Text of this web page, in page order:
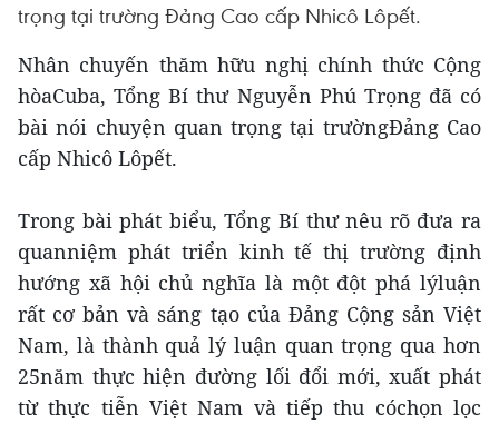
trọng tại trường Đảng Cao cấp Nhicô Lôpết.
Nhân chuyến thăm hữu nghị chính thức Cộng
hòaCuba, Tổng Bí thư Nguyễn Phú Trọng đã có
bài nói chuyện quan trọng tại trườngĐảng Cao
cấp Nhicô Lôpết.
Trong bài phát biểu, Tổng Bí thư nêu rõ đưa ra
quanniệm phát triển kinh tế thị trường định
hướng xã hội chủ nghĩa là một đột phá lýluận
rất cơ bản và sáng tạo của Đảng Cộng sản Việt
Nam, là thành quả lý luận quan trọng qua hơn
25năm thực hiện đường lối đổi mới, xuất phát
từ thực tiễn Việt Nam và tiếp thu cóchọn lọc